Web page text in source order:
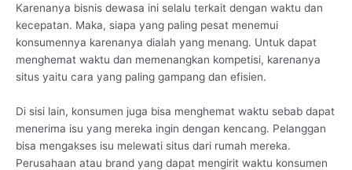
Karenanya bisnis dewasa ini selalu terkait dengan waktu dan
kecepatan. Maka, siapa yang paling pesat menemui
konsumennya karenanya dialah yang menang. Untuk dapat
menghemat waktu dan memenangkan kompetisi, karenanya
situs yaitu cara yang paling gampang dan efisien.
Di sisi lain, konsumen juga bisa menghemat waktu sebab dapat
menerima isu yang mereka ingin dengan kencang. Pelanggan
bisa mengakses isu melewati situs dari rumah mereka.
Perusahaan atau brand yang dapat mengirit waktu konsumen